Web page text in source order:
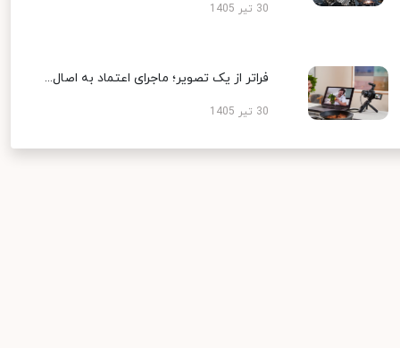
30 تیر 1405
فراتر از یک تصویر؛ ماجرای اعتماد به اصال...
30 تیر 1405